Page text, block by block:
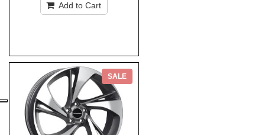
Add to Cart
SALE